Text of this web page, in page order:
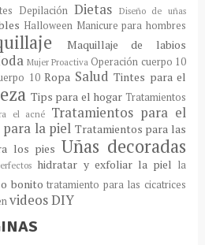
Depilación Dietas
Diseño de uñas
Halloween Manicure para hombres
Maquillaje de labios
Mujer Proactiva Operación cuerpo 10
10 Ropa Salud Tintes para el
Tips para el hogar Tratamientos
el acné Tratamientos para el
la piel Tratamientos para las
los pies Uñas decoradas
hidratar y exfoliar la piel la
bonito tratamiento para las cicatrices
videos DIY